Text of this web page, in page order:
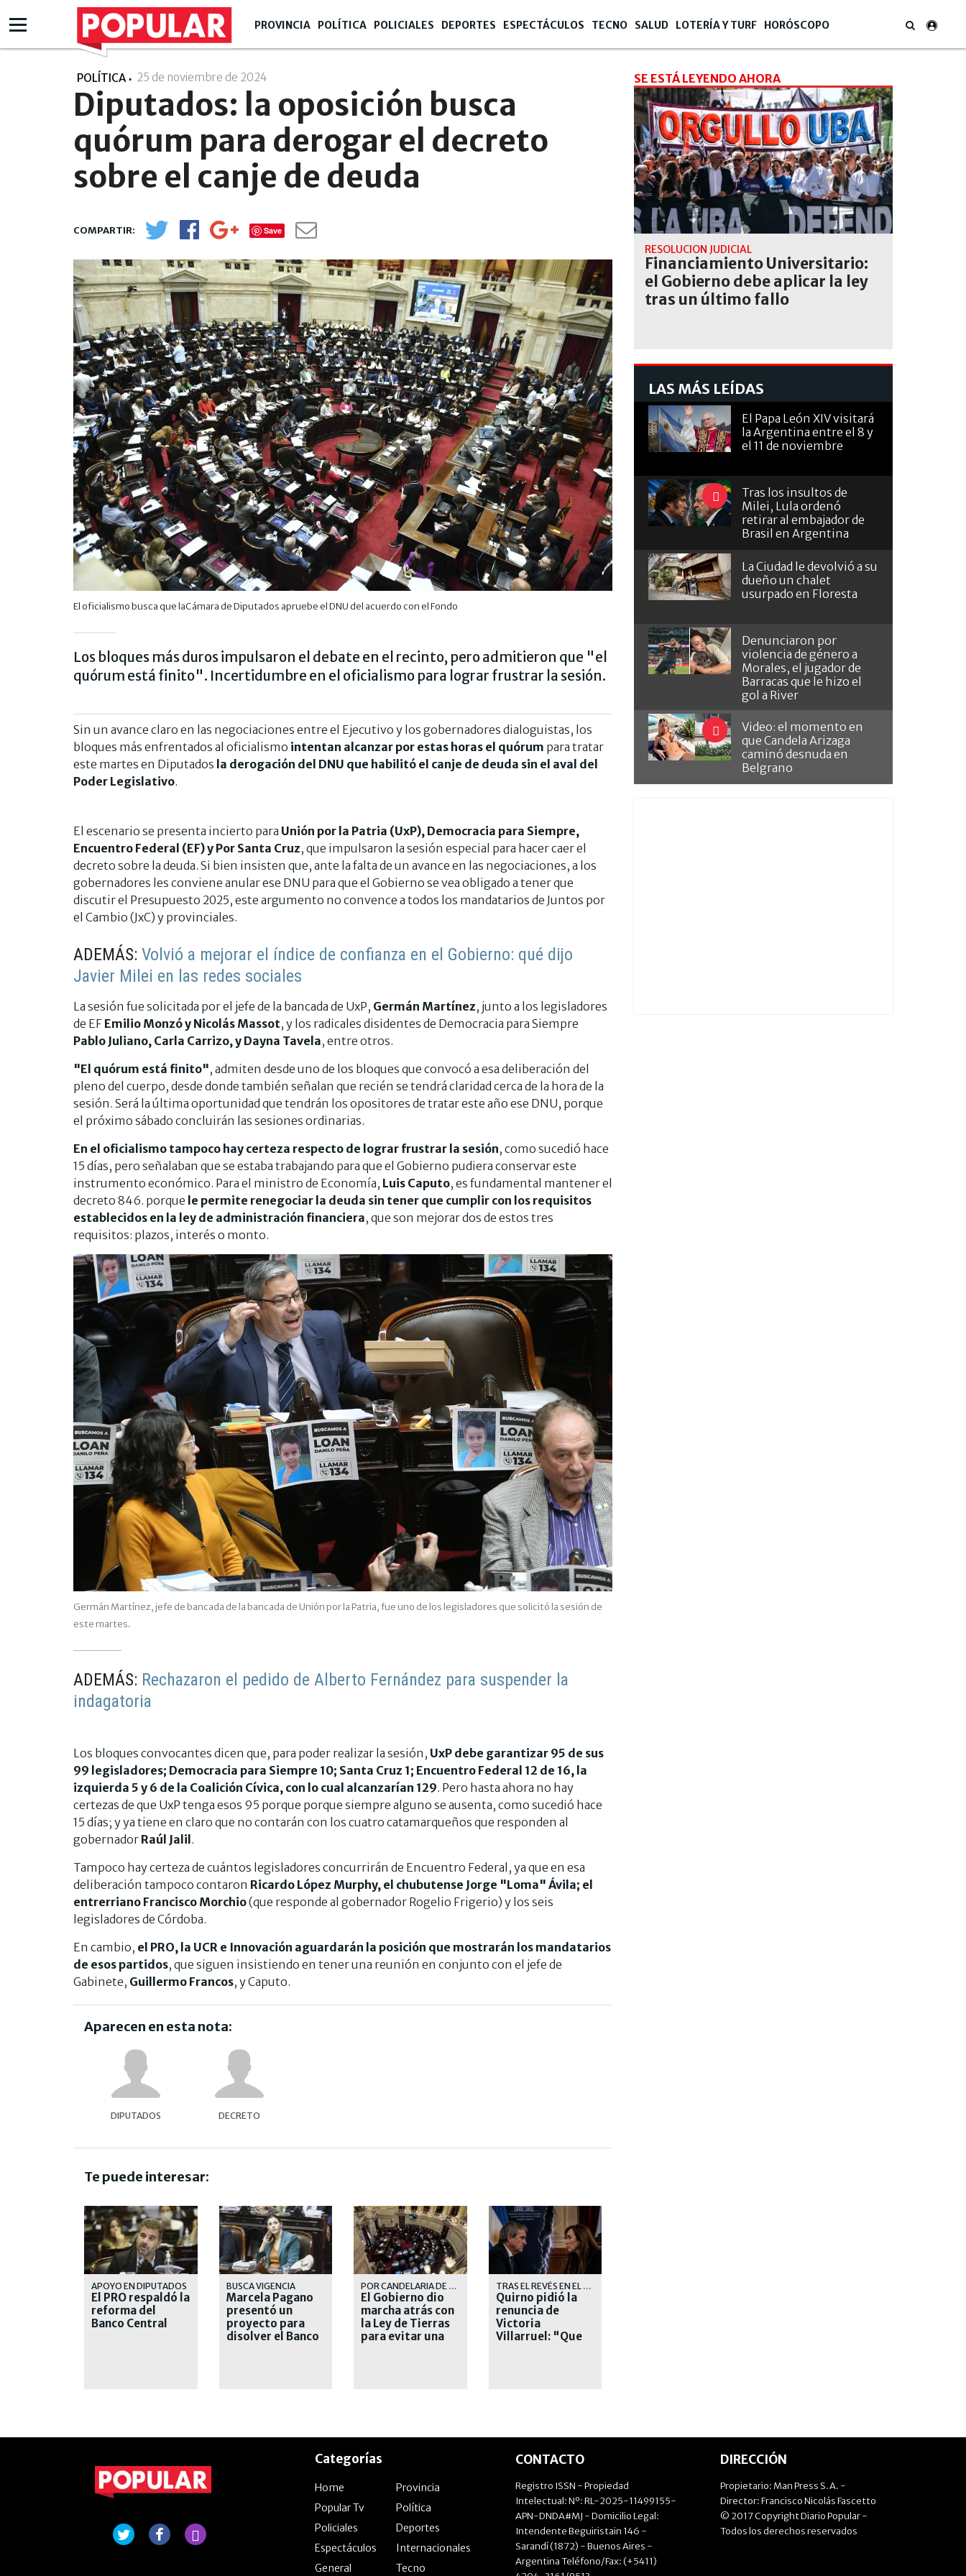
PROVINCIA POLÍTICA POLICIALES DEPORTES ESPECTÁCULOS TECNO SALUD LOTERÍA Y TURF HORÓSCOPO
POLÍTICA 25 de noviembre de 2024
Diputados: la oposición busca
quórum para derogar el decreto
sobre el canje de deuda
Save
El oficialismo busca que laCámara de Diputados apruebe el DNU del acuerdo con el Fondo
Los bloques más duros impulsaron el debate en el recinto, pero admitieron que "el
quórum está finito". Incertidumbre en el oficialismo para lograr frustrar la sesión.
Sin un avance claro en las negociaciones entre el Ejecutivo y los gobernadores dialoguistas, los
bloques más enfrentados al oficialismo intentan alcanzar por estas horas el quórum para tratar
este martes en Diputados la derogación del DNU que habilitó el canje de deuda sin el aval del
Poder Legislativo.
El escenario se presenta incierto para Unión por la Patria (UxP), Democracia para Siempre,
Encuentro Federal (EF) y Por Santa Cruz, que impulsaron la sesión especial para hacer caer el
decreto sobre la deuda. Si bien insisten que, ante la falta de un avance en las negociaciones, a los
gobernadores les conviene anular ese DNU para que el Gobierno se vea obligado a tener que
discutir el Presupuesto 2025, este argumento no convence a todos los mandatarios de Juntos por
el Cambio (JxC) y provinciales.
ADEMÁS: Volvió a mejorar el índice de confianza en el Gobierno: qué dijo
Javier Milei en las redes sociales
La sesión fue solicitada por el jefe de la bancada de UxP, Germán Martínez, junto a los legisladores
de EF Emilio Monzó y Nicolás Massot, y los radicales disidentes de Democracia para Siempre
Pablo Juliano, Carla Carrizo, y Dayna Tavela, entre otros.
"El quórum está finito", admiten desde uno de los bloques que convocó a esa deliberación del
pleno del cuerpo, desde donde también señalan que recién se tendrá claridad cerca de la hora de la
sesión. Será la última oportunidad que tendrán los opositores de tratar este año ese DNU, porque
el próximo sábado concluirán las sesiones ordinarias.
En el oficialismo tampoco hay certeza respecto de lograr frustrar la sesión, como sucedió hace
15 días, pero señalaban que se estaba trabajando para que el Gobierno pudiera conservar este
instrumento económico. Para el ministro de Economía, Luis Caputo, es fundamental mantener el
decreto 846. porque le permite renegociar la deuda sin tener que cumplir con los requisitos
establecidos en la ley de administración financiera, que son mejorar dos de estos tres
requisitos: plazos, interés o monto.
Germán Martínez, jefe de bancada de la bancada de Unión por la Patria, fue uno de los legisladores que solicitó la sesión de
este martes.
ADEMÁS: Rechazaron el pedido de Alberto Fernández para suspender la
indagatoria
Los bloques convocantes dicen que, para poder realizar la sesión, UxP debe garantizar 95 de sus
99 legisladores; Democracia para Siempre 10; Santa Cruz 1; Encuentro Federal 12 de 16, la
izquierda 5 y 6 de la Coalición Cívica, con lo cual alcanzarían 129. Pero hasta ahora no hay
certezas de que UxP tenga esos 95 porque porque siempre alguno se ausenta, como sucedió hace
15 días; y ya tiene en claro que no contarán con los cuatro catamarqueños que responden al
gobernador Raúl Jalil.
Tampoco hay certeza de cuántos legisladores concurrirán de Encuentro Federal, ya que en esa
deliberación tampoco contaron Ricardo López Murphy, el chubutense Jorge "Loma" Ávila; el
entrerriano Francisco Morchio(que responde al gobernador Rogelio Frigerio) y los seis
legisladores de Córdoba.
En cambio, el PRO, la UCR e Innovación aguardarán la posición que mostrarán los mandatarios
de esos partidos, que siguen insistiendo en tener una reunión en conjunto con el jefe de
Gabinete, Guillermo Francos, y Caputo.
Aparecen en esta nota:
DIPUTADOS DECRETO
Te puede interesar:
APOYO EN DIPUTADOS
El PRO respaldó la
reforma del
Banco Central
BUSCA VIGENCIA
Marcela Pagano
presentó un
proyecto para
disolver el Banco
POR CANDELARIA DE LA SOTA
El Gobierno dio
marcha atrás con
la Ley de Tierras
para evitar una
TRAS EL REVÉS EN EL SENADO
Quirno pidió la
renuncia de
Victoria
Villarruel: "Que
SE ESTÁ LEYENDO AHORA
RESOLUCIÓN JUDICIAL
Financiamiento Universitario:
el Gobierno debe aplicar la ley
tras un último fallo
LAS MÁS LEÍDAS
El Papa León XIV visitará
la Argentina entre el 8 y
el 11 de noviembre
Tras los insultos de
Milei, Lula ordenó
retirar al embajador de
Brasil en Argentina
La Ciudad le devolvió a su
dueño un chalet
usurpado en Floresta
Denunciaron por
violencia de género a
Morales, el jugador de
Barracas que le hizo el
gol a River
Video: el momento en
que Candela Arizaga
caminó desnuda en
Belgrano
Categorías
Home
Provincia
Popular Tv
Política
Policiales
Deportes
Espectáculos
Internacionales
General
Tecno
CONTACTO
Registro ISSN - Propiedad
Intelectual: Nº: RL-2025-11499155-
APN-DNDA#MJ - Domicilio Legal:
Intendente Beguiristain 146 -
Sarandí (1872) - Buenos Aires -
Argentina Teléfono/Fax: (+5411)
DIRECCIÓN
Propietario: Man Press S.A. -
Director: Francisco Nicolás Fascetto
© 2017 Copyright Diario Popular -
Todos los derechos reservados